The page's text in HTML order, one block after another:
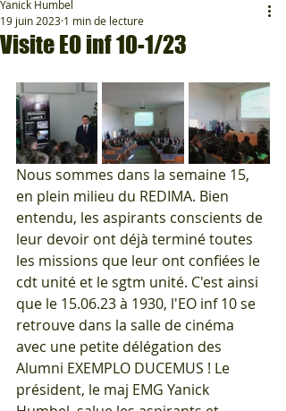
Visite EO inf 10-1/23
Yanick Humbel
19 juin 2023 1 min de lecture
Nous sommes dans la semaine 15,
en plein milieu du REDIMA. Bien
entendu, les aspirants conscients de
leur devoir ont déjà terminé toutes
les missions que leur ont confiées le
cdt unité et le sgtm unité. C'est ainsi
que le 15.06.23 à 1930, l'EO inf 10 se
retrouve dans la salle de cinéma
avec une petite délégation des
Alumni EXEMPLO DUCEMUS ! Le
président, le maj EMG Yanick